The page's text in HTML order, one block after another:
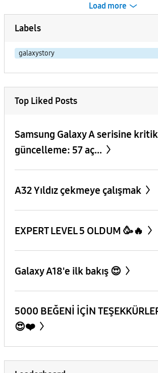
Load more
Labels
galaxystory
Top Liked Posts
Samsung Galaxy A serisine kritik
güncelleme: 57 aç...
A32 Yıldız çekmeye çalışmak
EXPERT LEVEL 5 OLDUM 🥳🔥
Galaxy A18'e ilk bakış 😍
5000 BEĞENİ İÇİN
😍❤️